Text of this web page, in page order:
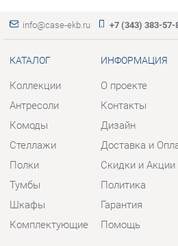
КАТАЛОГ
Коллекции
Комоды
Стеллажи
Полки
Тумбы
Шкафы
Комплектующие
ИНФОРМАЦИЯ
О проекте
Дизайн
Доставка и Оплата
Скидки и Акции
Политика
Гарантия
Помощь
КОНТАКТЫ